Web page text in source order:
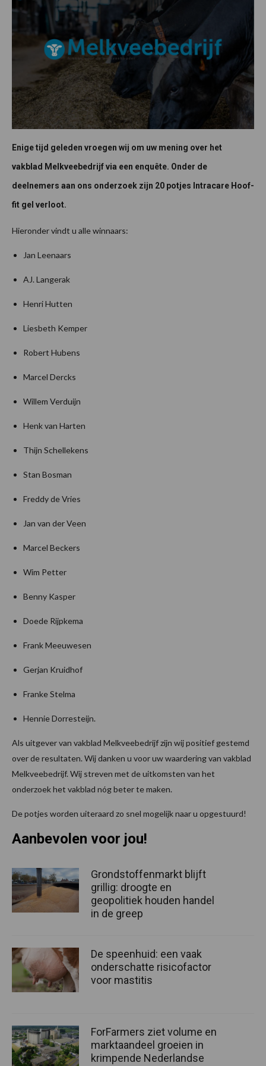
Enige tijd geleden vroegen wij om uw mening over het
vakblad Melkveebedrijf via een enquête. Onder de
deelnemers aan ons onderzoek zijn 20 potjes Intracare Hoof-
fit gel verloot.
Hieronder vindt u alle winnaars:
Jan Leenaars
AJ. Langerak
Henri Hutten
Liesbeth Kemper
Robert Hubens
Marcel Dercks
Willem Verduijn
Henk van Harten
Thijn Schellekens
Stan Bosman
Freddy de Vries
Jan van der Veen
Marcel Beckers
Wim Petter
Benny Kasper
Doede Rijpkema
Frank Meeuwesen
Gerjan Kruidhof
Franke Stelma
Hennie Dorresteijn.
Als uitgever van vakblad Melkveebedrijf zijn wij positief gestemd
over de resultaten. Wij danken u voor uw waardering van vakblad
Melkveebedrijf. Wij streven met de uitkomsten van het
onderzoek het vakblad nóg beter te maken.
De potjes worden uiteraard zo snel mogelijk naar u opgestuurd!
Aanbevolen voor jou!
Grondstoffenmarkt blijft
grillig: droogte en
geopolitiek houden handel
in de greep
De speenhuid: een vaak
onderschatte risicofactor
voor mastitis
ForFarmers ziet volume en
marktaandeel groeien in
krimpende Nederlandse